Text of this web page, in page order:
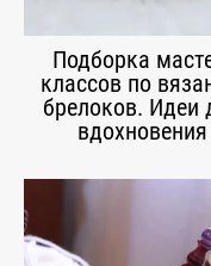
Подборка
классов по
брелоков. Идеи
вдохновения